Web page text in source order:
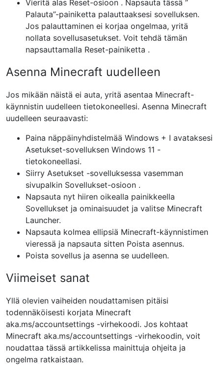
Vieritä alas Reset-osioon . Napsauta tässä ”
Palauta”-painiketta palauttaaksesi sovelluksen.
Jos palauttaminen ei korjaa ongelmaa, yritä
nollata sovellusasetukset. Voit tehdä tämän
napsauttamalla Reset-painiketta .
Asenna Minecraft uudelleen
Jos mikään näistä ei auta, yritä asentaa Minecraft-
käynnistin uudelleen tietokoneellesi. Asenna Minecraft
uudelleen seuraavasti:
Paina näppäinyhdistelmää Windows + I avataksesi
Asetukset-sovelluksen Windows 11 -
tietokoneellasi.
Siirry Asetukset -sovelluksessa vasemman
sivupalkin Sovellukset-osioon .
Napsauta nyt hiiren oikealla painikkeella
Sovellukset ja ominaisuudet ja valitse Minecraft
Launcher.
Napsauta kolmea ellipsiä Minecraft-käynnistimen
vieressä ja napsauta sitten Poista asennus.
Poista sovellus ja asenna se uudelleen.
Viimeiset sanat
Yllä olevien vaiheiden noudattamisen pitäisi
todennäköisesti korjata Minecraft
aka.ms/accountsettings -virhekoodi. Jos kohtaat
Minecraft aka.ms/accountsettings -virhekoodin, voit
noudattaa tässä artikkelissa mainittuja ohjeita ja
ongelma ratkaistaan.